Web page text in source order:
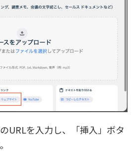
URLを入力し、「挿入」ボタ